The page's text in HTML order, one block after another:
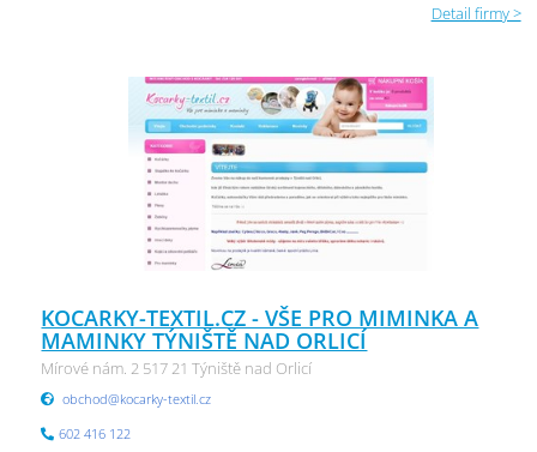
Detail firmy >
KOCARKY-TEXTIL.CZ - VŠE PRO MIMINKA A
MAMINKY TÝNIŠTĚ NAD ORLICÍ
Mírové nám. 2 517 21 Týniště nad Orlicí
obchod@kocarky-textil.cz
602 416 122